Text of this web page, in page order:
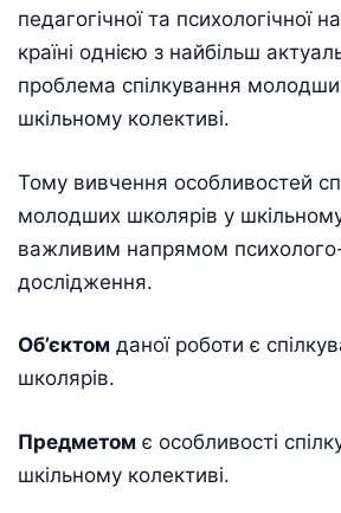
педагогічної та психологічної
країні однією з найбільш
проблема спілкування
шкільному колективі.
Тому вивчення особливостей
молодших школярів у
важливим напрямом психолого-
дослідження.
Об’єктом даної роботи є
школярів.
Предметом є особливості
шкільному колективі.